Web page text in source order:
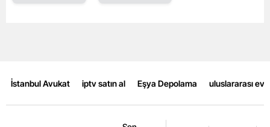
İstanbul Avukat iptv satın al Eşya Depolama uluslararası